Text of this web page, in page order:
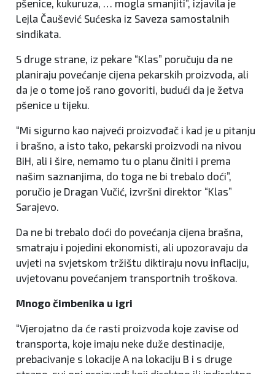
pšenice, kukuruza, … mogla smanjiti”, izjavila je
Lejla Čaušević Sućeska iz Saveza samostalnih
sindikata.
S druge strane, iz pekare “Klas” poručuju da ne
planiraju povećanje cijena pekarskih proizvoda, ali
da je o tome još rano govoriti, budući da je žetva
pšenice u tijeku.
“Mi sigurno kao najveći proizvođač i kad je u pitanju
i brašno, a isto tako, pekarski proizvodi na nivou
BiH, ali i šire, nemamo tu o planu činiti i prema
našim saznanjima, do toga ne bi trebalo doći”,
poručio je Dragan Vučić, izvršni direktor “Klas”
Sarajevo.
Da ne bi trebalo doći do povećanja cijena brašna,
smatraju i pojedini ekonomisti, ali upozoravaju da
uvjeti na svjetskom tržištu diktiraju novu inflaciju,
uvjetovanu povećanjem transportnih troškova.
Mnogo čimbenika u igri
“Vjerojatno da će rasti proizvoda koje zavise od
transporta, koje imaju neke duže destinacije,
prebacivanje s lokacije A na lokaciju B i s druge